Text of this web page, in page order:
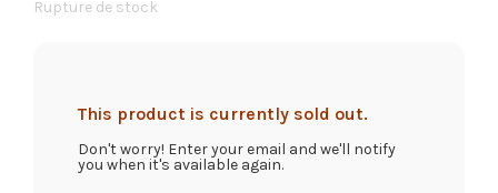
Rupture de stock
This product is currently sold out.
Don't worry! Enter your email and we'll notify
you when it's available again.